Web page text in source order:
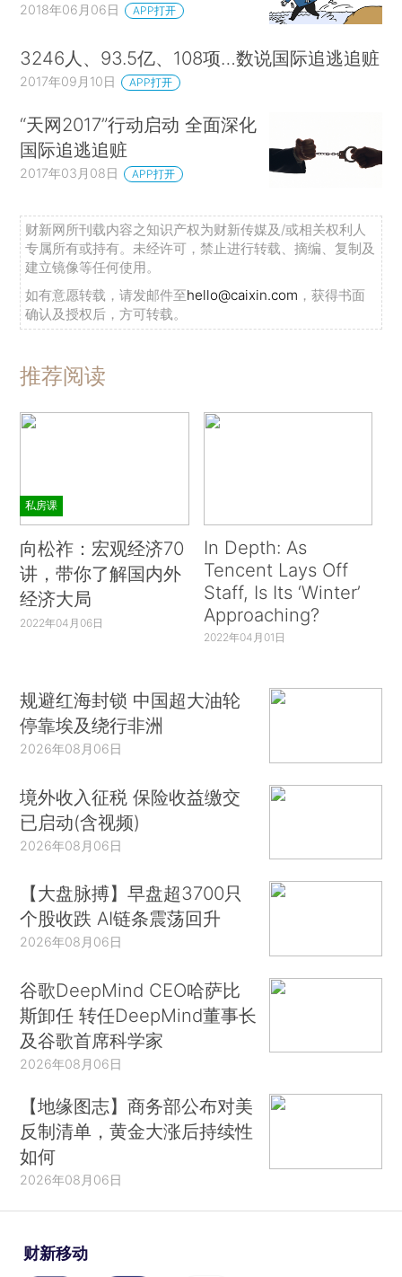
2018年06月06日 APP打开
3246人、93.5亿、108项…数说国际追逃追赃
2017年09月10日 APP打开
“天网2017”行动启动 全面深化
国际追逃追赃
2017年03月08日 APP打开
财新网所刊载内容之知识产权为财新传媒及/或相关权利人
专属所有或持有。未经许可，禁止进行转载、摘编、复制及
建立镜像等任何使用。
如有意愿转载，请发邮件至hello@caixin.com ，获得书面
确认及授权后，方可转载。
推荐阅读
私房课
向松祚：宏观经济70
讲，带你了解国内外
经济大局
2022年04月06日
In Depth: As
Tencent Lays Off
Staff, Is Its ‘Winter’
Approaching?
2022年04月01日
规避红海封锁 中国超大油轮
停靠埃及绕行非洲
2026年08月06日
境外收入征税 保险收益缴交
已启动(含视频)
2026年08月06日
【大盘脉搏】早盘超3700只
个股收跌 AI链条震荡回升
2026年08月06日
谷歌DeepMind CEO哈萨比
斯卸任 转任DeepMind董事长
及谷歌首席科学家
2026年08月06日
【地缘图志】商务部公布对美
反制清单，黄金大涨后持续性
如何
2026年08月06日
财新移动